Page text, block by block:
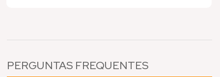
PERGUNTAS FREQUENTES